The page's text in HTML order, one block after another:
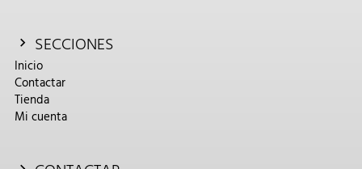
SECCIONES
Inicio
Contactar
Tienda
Mi cuenta